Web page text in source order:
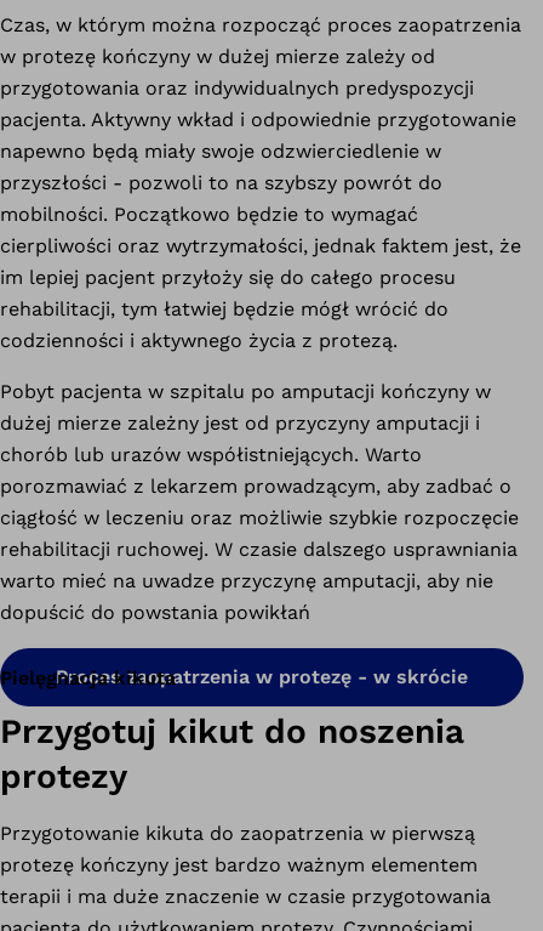
Czas, w którym można rozpocząć proces zaopatrzenia
w protezę kończyny w dużej mierze zależy od
przygotowania oraz indywidualnych predyspozycji
pacjenta. Aktywny wkład i odpowiednie przygotowanie
napewno będą miały swoje odzwierciedlenie w
przyszłości - pozwoli to na szybszy powrót do
mobilności. Początkowo będzie to wymagać
cierpliwości oraz wytrzymałości, jednak faktem jest, że
im lepiej pacjent przyłoży się do całego procesu
rehabilitacji, tym łatwiej będzie mógł wrócić do
codzienności i aktywnego życia z protezą.
Pobyt pacjenta w szpitalu po amputacji kończyny w
dużej mierze zależny jest od przyczyny amputacji i
chorób lub urazów współistniejących. Warto
porozmawiać z lekarzem prowadzącym, aby zadbać o
ciągłość w leczeniu oraz możliwie szybkie rozpoczęcie
rehabilitacji ruchowej. W czasie dalszego usprawniania
warto mieć na uwadze przyczynę amputacji, aby nie
dopuścić do powstania powikłań
Proces zaopatrzenia w protezę - w skrócie
Pielęgnacja kikuta
Przygotuj kikut do noszenia
protezy
Przygotowanie kikuta do zaopatrzenia w pierwszą
protezę kończyny jest bardzo ważnym elementem
terapii i ma duże znaczenie w czasie przygotowania